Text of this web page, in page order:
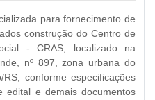
para fornecimento de
construção do Centro de
- CRAS, localizado na
nº 897, zona urbana do
conforme especificações
edital e demais documentos